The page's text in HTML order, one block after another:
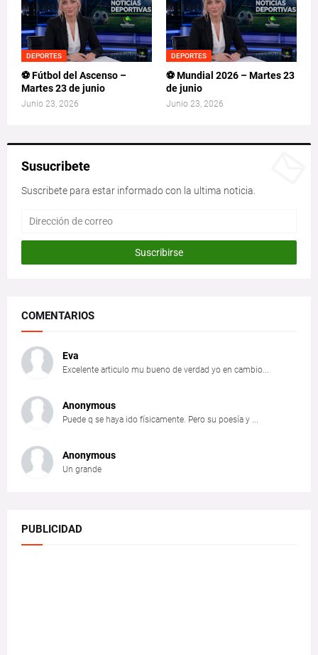
DEPORTES
⚽ Fútbol del Ascenso –
Martes 23 de junio
Junio 23, 2026
DEPORTES
⚽ Mundial 2026 – Martes 23
de junio
Junio 23, 2026
Susucribete
Suscribete para estar informado con la ultima noticia.
COMENTARIOS
Eva
Excelente articulo mu bueno de verdad yo en cambio...
Anonymous
Puede q se haya ido físicamente. Pero su poesía y ...
Anonymous
Un grande
PUBLICIDAD